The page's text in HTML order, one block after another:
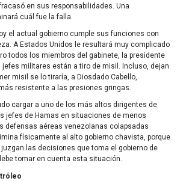
en sus responsabilidades. Una
cuál fue la falla.
el actual gobierno cumple sus funciones con
A Estados Unidos le resultará muy complicado
todos los miembros del gabinete, la presidente
jefes militares están a tiro de misil. Incluso, dejan
misil se lo tiraría, a Diosdado Cabello,
resistente a las presiones gringas.
cargar a uno de los más altos dirigentes de
jefes de Hamas en situaciones de menos
defensas aéreas venezolanas colapsadas
físicamente al alto gobierno chavista, porque
las decisiones que toma el gobierno de
tomar en cuenta esta situación.